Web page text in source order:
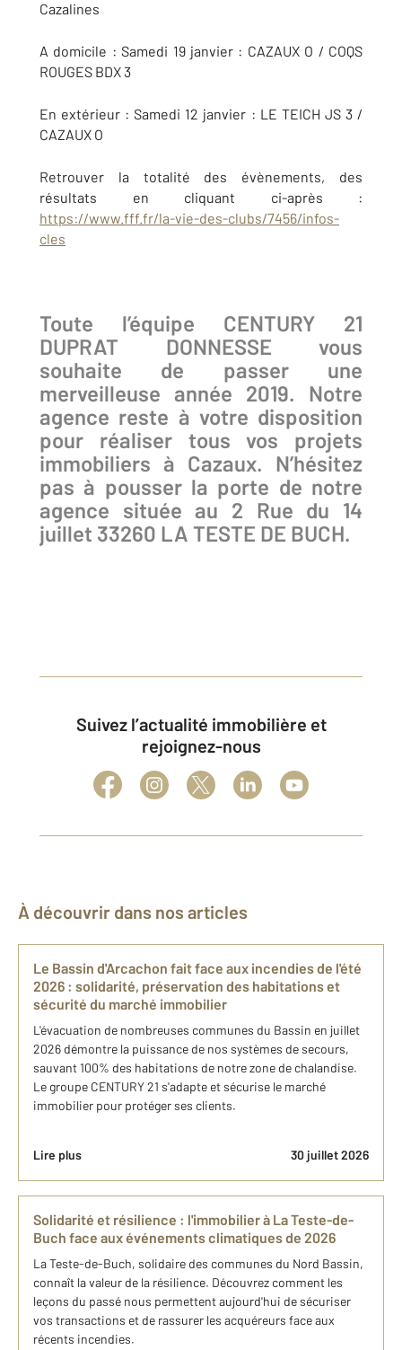
Cazalines
A domicile : Samedi 19 janvier : CAZAUX O / COQS
ROUGES BDX 3
En extérieur : Samedi 12 janvier : LE TEICH JS 3 /
CAZAUX O
Retrouver la totalité des évènements, des
résultats en cliquant ci-après :
https://www.fff.fr/la-vie-des-clubs/7456/infos-
cles
Toute l’équipe CENTURY 21
DUPRAT DONNESSE vous
souhaite de passer une
merveilleuse année 2019. Notre
agence reste à votre disposition
pour réaliser tous vos projets
immobiliers à Cazaux. N’hésitez
pas à pousser la porte de notre
agence située au 2 Rue du 14
juillet 33260 LA TESTE DE BUCH.
Suivez l’actualité immobilière et
rejoignez-nous
À découvrir dans nos articles
Le Bassin d'Arcachon fait face aux incendies de l'été
2026 : solidarité, préservation des habitations et
sécurité du marché immobilier
L'évacuation de nombreuses communes du Bassin en juillet
2026 démontre la puissance de nos systèmes de secours,
sauvant 100% des habitations de notre zone de chalandise.
Le groupe CENTURY 21 s'adapte et sécurise le marché
immobilier pour protéger ses clients.
Lire plus 30 juillet 2026
Solidarité et résilience : l'immobilier à La Teste-de-
Buch face aux événements climatiques de 2026
La Teste-de-Buch, solidaire des communes du Nord Bassin,
connaît la valeur de la résilience. Découvrez comment les
leçons du passé nous permettent aujourd'hui de sécuriser
vos transactions et de rassurer les acquéreurs face aux
récents incendies.